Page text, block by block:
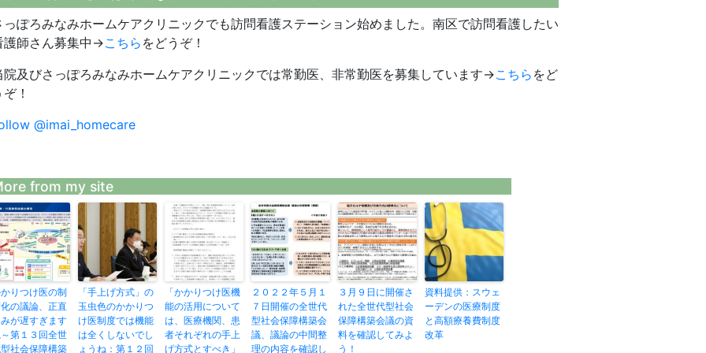
っぽろみなみホームケアクリニックでも訪問看護ステーション始めました。南区で訪問看護したい
護師さん募集中→こちら をどうぞ！
院及びさっぽろみなみホームケアクリニックでは常勤医、非常勤医を募集しています→こちら をど
！
@imai_homecare
from my site
りつけ医の制
の議論、正直
が遅すぎます
第１３回全世
社会保障構築
「手上げ方式」の
玉虫色のかかりつ
け医制度では機能
は全くしないでし
ょうね：第１２回
「かかりつけ医機
能の活用について
は、医療機関、患
者それぞれの手上
げ方式とすべき」
２０２２年５月１
７日開催の全世代
型社会保障構築会
議、議論の中間整
理の内容を確認し
３月９日に開催さ
れた全世代型社会
保障構築会議の資
料を確認してみよ
う！
資料提供：スウェ
ーデンの医療制度
と高額療養費制度
改革